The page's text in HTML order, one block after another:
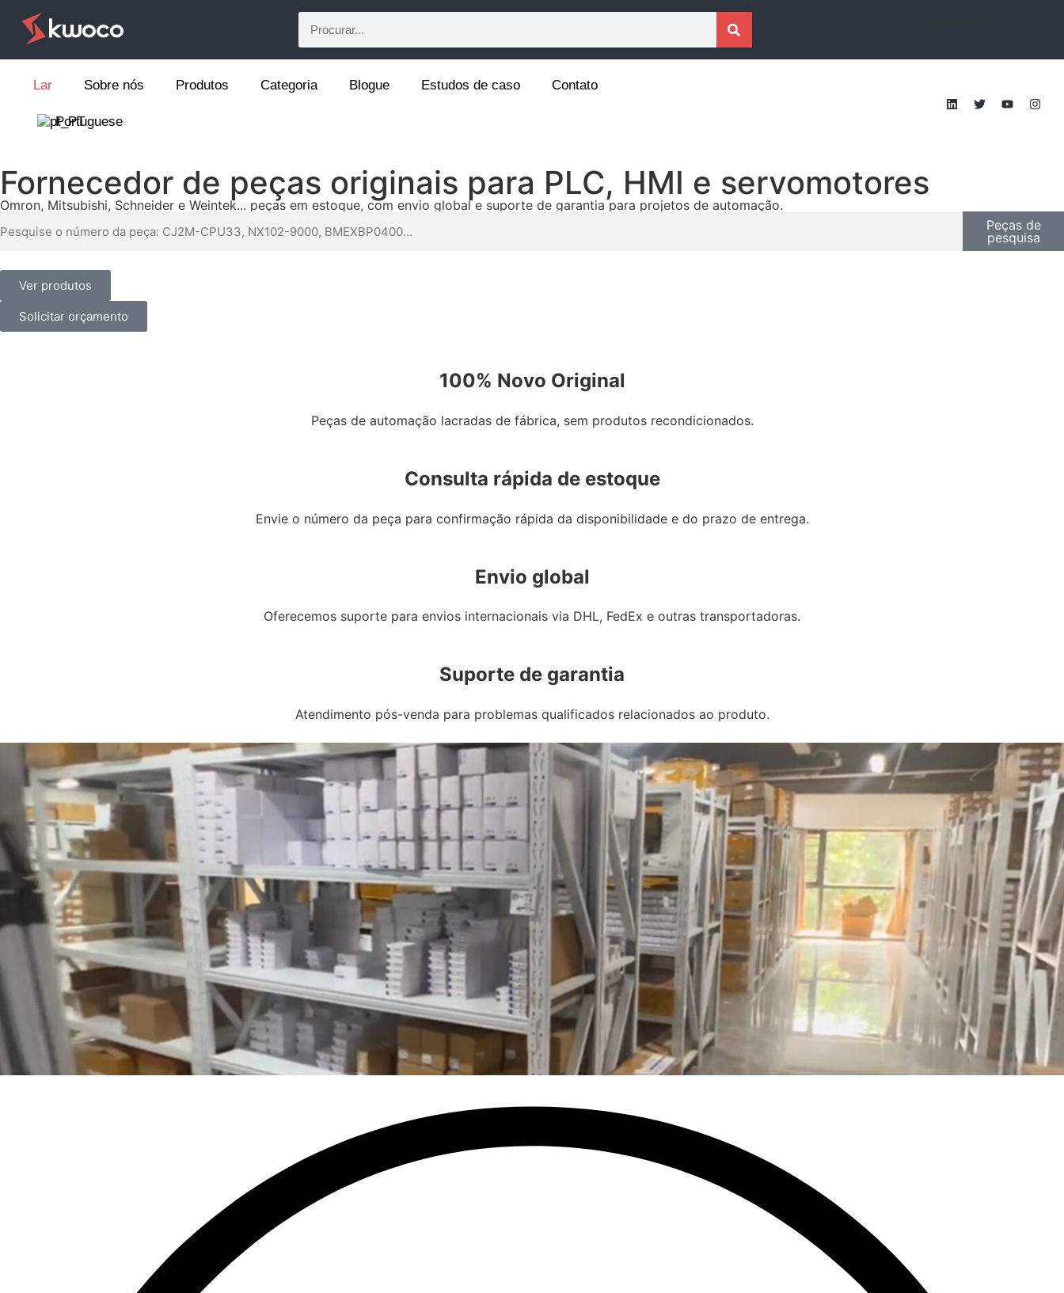
Lar Sobre nós Produtos Categoria Blogue Estudos de caso Contato
Portuguese
Fornecedor de peças originais para PLC, HMI e servomotores
Omron, Mitsubishi, Schneider e Weintek... peças em estoque, com envio global e suporte de garantia para projetos de automação.
Peças de
pesquisa
Ver produtos
Solicitar orçamento
100% Novo Original
Peças de automação lacradas de fábrica, sem produtos recondicionados.
Consulta rápida de estoque
Envie o número da peça para confirmação rápida da disponibilidade e do prazo de entrega.
Envio global
Oferecemos suporte para envios internacionais via DHL, FedEx e outras transportadoras.
Suporte de garantia
Atendimento pós-venda para problemas qualificados relacionados ao produto.